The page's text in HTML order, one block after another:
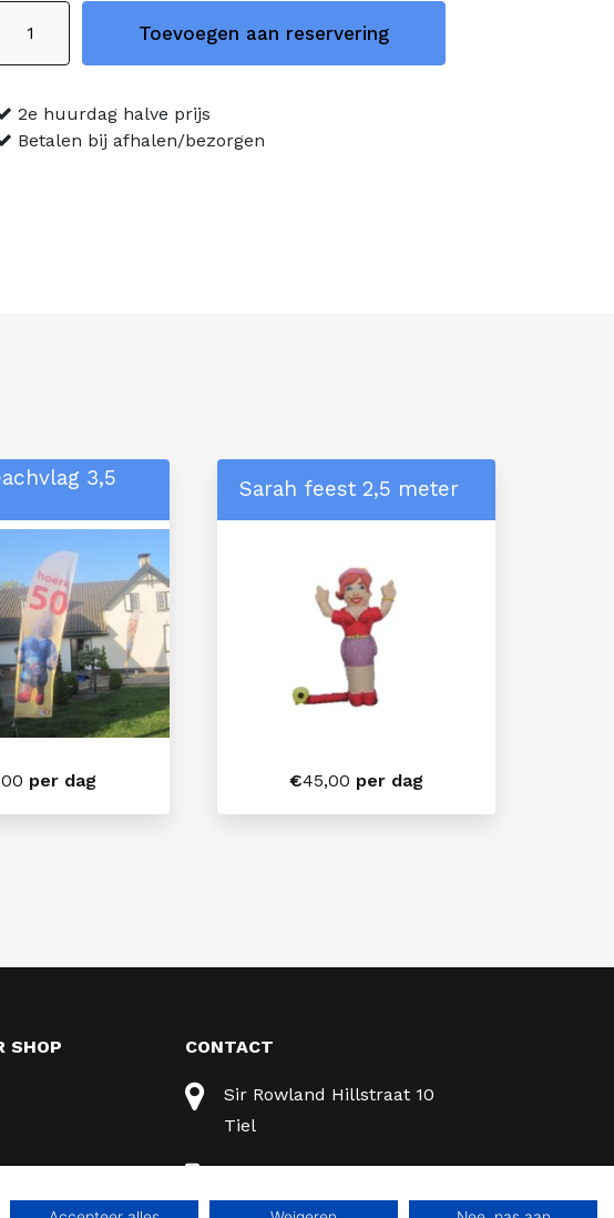
Toevoegen aan reservering
2e huurdag halve prijs
Betalen bij afhalen/bezorgen
3,5
per dag
Sarah feest 2,5 meter
€45,00 per dag
SHOP
CONTACT
Sir Rowland Hillstraat 10
Tiel
0344 - 631 372